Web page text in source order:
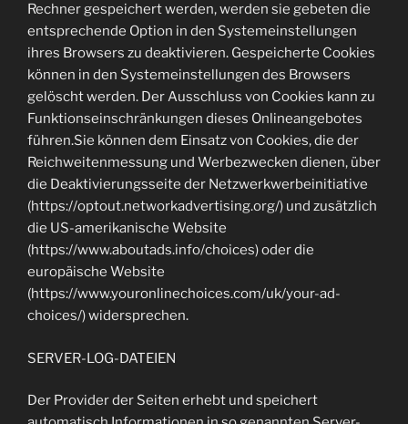
Rechner gespeichert werden, werden sie gebeten die
entsprechende Option in den Systemeinstellungen
ihres Browsers zu deaktivieren. Gespeicherte Cookies
können in den Systemeinstellungen des Browsers
gelöscht werden. Der Ausschluss von Cookies kann zu
Funktionseinschränkungen dieses Onlineangebotes
führen.Sie können dem Einsatz von Cookies, die der
Reichweitenmessung und Werbezwecken dienen, über
die Deaktivierungsseite der Netzwerkwerbeinitiative
(https://optout.networkadvertising.org/) und zusätzlich
die US-amerikanische Website
(https://www.aboutads.info/choices) oder die
europäische Website
(https://www.youronlinechoices.com/uk/your-ad-
choices/) widersprechen.
SERVER-LOG-DATEIEN
Der Provider der Seiten erhebt und speichert